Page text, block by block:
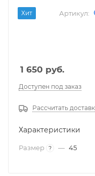
Хит Артикул:
1 650 руб.
Доступен под заказ
Рассчитать
Характеристики
Размер ? — 45